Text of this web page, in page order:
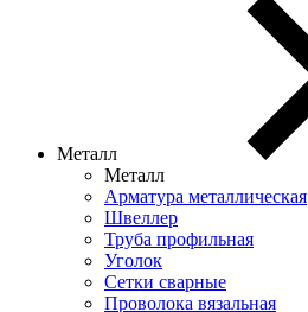
Металл
Металл
Арматура металлическая
Швеллер
Труба профильная
Уголок
Сетки сварные
Проволока вязальная